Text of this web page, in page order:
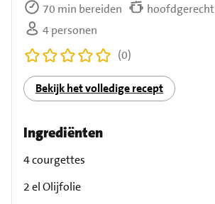
70 min bereiden
hoofdgerecht
4 personen
(0)
Bekijk het volledige recept
Ingrediënten
4 courgettes
2 el Olijfolie